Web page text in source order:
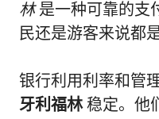
林是一种可靠的支
民还是游客来说都
银行利用利率和管
牙利福林稳定。他